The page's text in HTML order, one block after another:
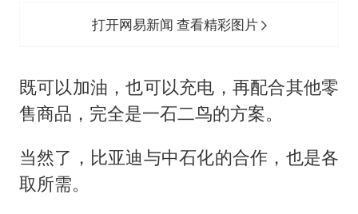
打开网易新闻 查看精彩图片
既可以加油，也可以充电，再配合其他零
售商品，完全是一石二鸟的方案。
当然了，比亚迪与中石化的合作，也是各
取所需。